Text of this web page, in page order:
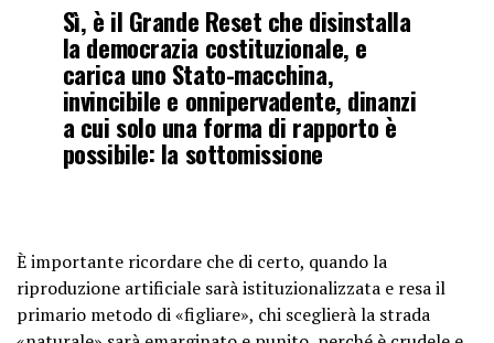
Sì, è il Grande Reset che disinstalla
la democrazia costituzionale, e
carica uno Stato-macchina,
invincibile e onnipervadente, dinanzi
a cui solo una forma di rapporto è
possibile: la sottomissione
È importante ricordare che di certo, quando la
riproduzione artificiale sarà istituzionalizzata e resa il
primario metodo di «figliare», chi sceglierà la strada